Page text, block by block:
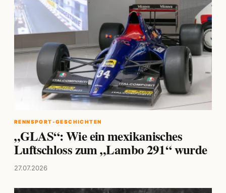
RENNSPORT-GESCHICHTEN
„GLAS“: Wie ein mexikanisches
Luftschloss zum „Lambo 291“ wurde
27.07.2026